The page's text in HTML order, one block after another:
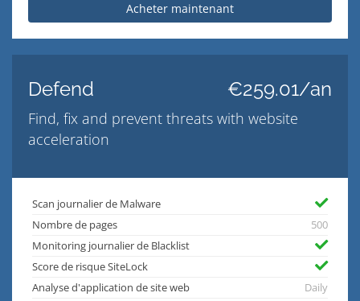
Acheter maintenant
Defend €259.01/an
Find, fix and prevent threats with website
acceleration
Scan journalier de Malware
Nombre de pages
500
Monitoring journalier de Blacklist
Score de risque SiteLock
Analyse d'application de site web
Daily